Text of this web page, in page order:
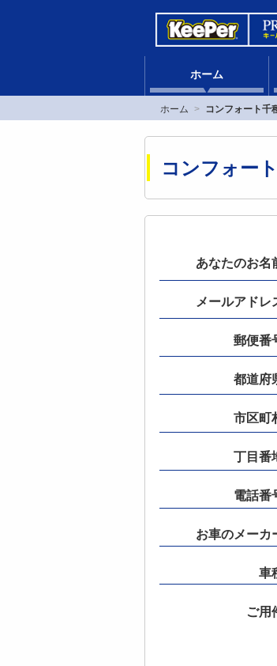
ホーム
ホーム コンフォート千
コンフォー
あなたのお名
メールアドレ
郵便番
都道府
市区町
丁目番
電話番
お車のメーカ
車
ご用